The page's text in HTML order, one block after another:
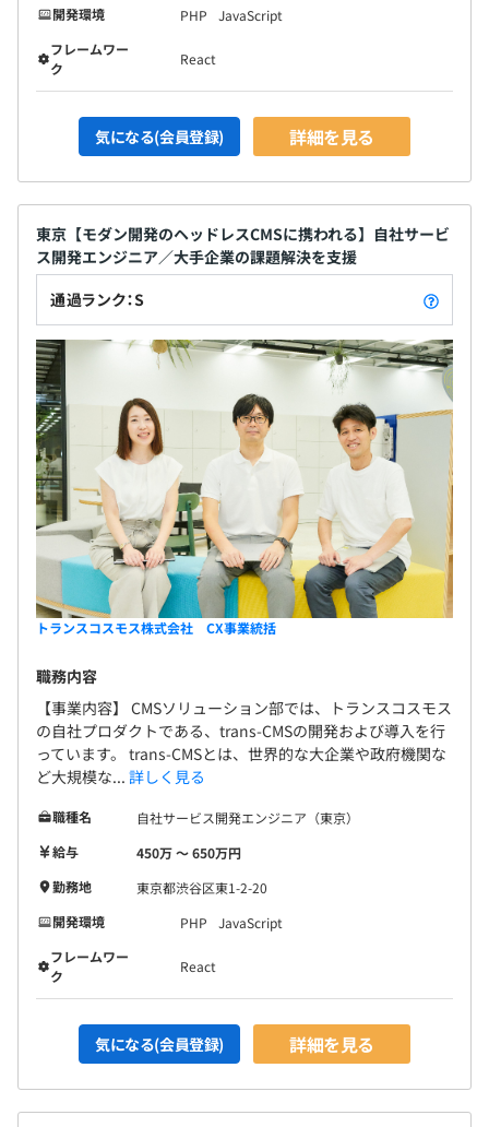
開発環境
PHP
JavaScript
フレームワー
ク
React
気になる(会員登録) 詳細を見る
東京【モダン開発のヘッドレスCMSに携われる】自社サービ
ス開発エンジニア／大手企業の課題解決を支援
通過ランク：S
トランスコスモス株式会社 CX事業統括
職務内容
【事業内容】 CMSソリューション部では、トランスコスモス
の自社プロダクトである、trans-CMSの開発および導入を行
っています。 trans-CMSとは、世界的な大企業や政府機関な
ど大規模な... 詳しく見る
職種名
自社サービス開発エンジニア（東京）
給与
450万 〜 650万円
勤務地
東京都渋谷区東1-2-20
開発環境
PHP
JavaScript
フレームワー
ク
React
気になる(会員登録) 詳細を見る